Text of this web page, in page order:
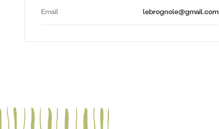
Email lebrognole@gmail.com